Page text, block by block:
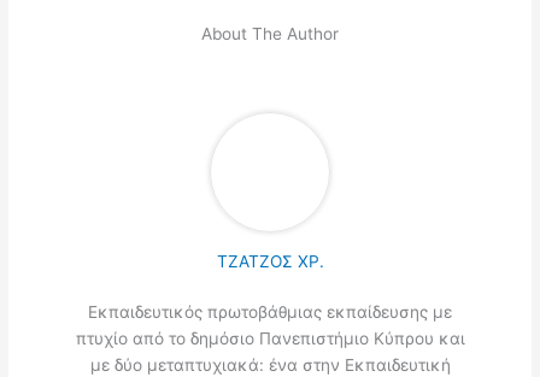
About The Author
ΤΖΑΤΖΟΣ ΧΡ.
Εκπαιδευτικός πρωτοβάθμιας εκπαίδευσης με
πτυχίο από το δημόσιο Πανεπιστήμιο Κύπρου και
με δύο μεταπτυχιακά: ένα στην Εκπαιδευτική